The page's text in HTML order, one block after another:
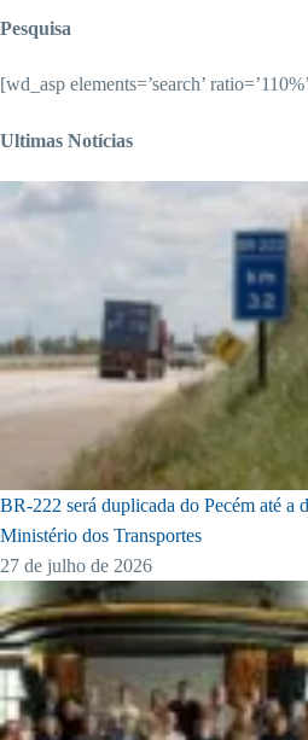
Pesquisa
[wd_asp elements=’search’
Ultimas Notícias
BR-222 será duplicada do Pecém até a
Ministério dos Transportes
27 de julho de 2026